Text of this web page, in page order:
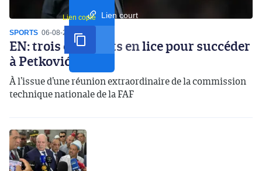
Lien court
Lien copié
SPORTS 06-08-2026
EN: trois candidats en lice pour succéder
à Petković
À l’issue d’une réunion extraordinaire de la commission
technique nationale de la FAF